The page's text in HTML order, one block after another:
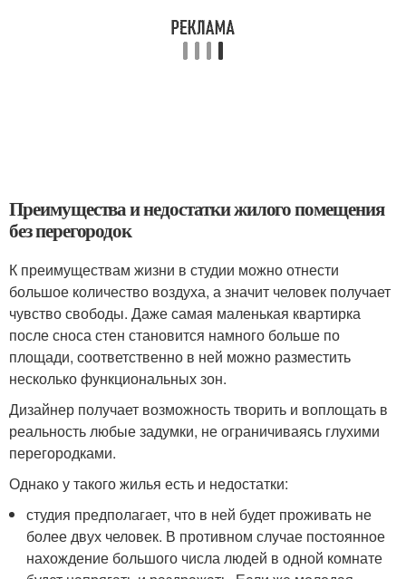
Преимущества и недостатки жилого помещения
без перегородок
К преимуществам жизни в студии можно отнести
большое количество воздуха, а значит человек получает
чувство свободы. Даже самая маленькая квартирка
после сноса стен становится намного больше по
площади, соответственно в ней можно разместить
несколько функциональных зон.
Дизайнер получает возможность творить и воплощать в
реальность любые задумки, не ограничиваясь глухими
перегородками.
Однако у такого жилья есть и недостатки:
студия предполагает, что в ней будет проживать не
более двух человек. В противном случае постоянное
нахождение большого числа людей в одной комнате